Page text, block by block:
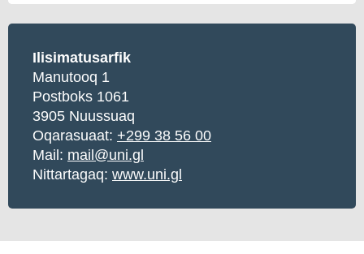
Ilisimatusarfik
Manutooq 1
Postboks 1061
3905 Nuussuaq
Oqarasuaat: +299 38 56 00
Mail: mail@uni.gl
Nittartagaq: www.uni.gl